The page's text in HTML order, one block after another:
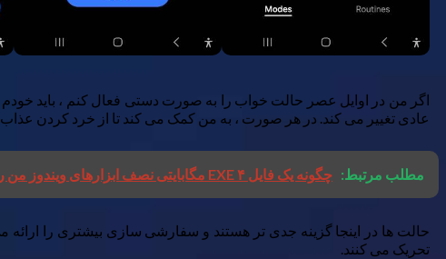
اگر من در اوایل عصر حالت خواب را به صورت دستی فعال کنم ، باید
عادی تغییر می کند. در هر صورت ، به من کمک می کند تا از خرد کردن
مطلب مرتبط: چگونه یک فایل EXE ۴ مگابایتی نصف ابزارهای ویندوز من را جایگزین کرد
حالت ها در اینجا گزینه جدی تر هستند و سفارشی سازی بیشتری را
تحریک می کنند.